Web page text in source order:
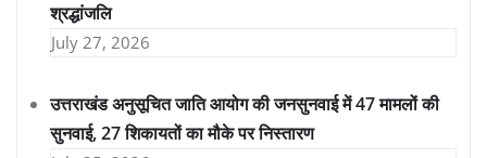
श्रद्धांजलि
July 27, 2026
उत्तराखंड अनुसूचित जाति आयोग की जनसुनवाई में 47 मामलों की
सुनवाई, 27 शिकायतों का मौके पर निस्तारण